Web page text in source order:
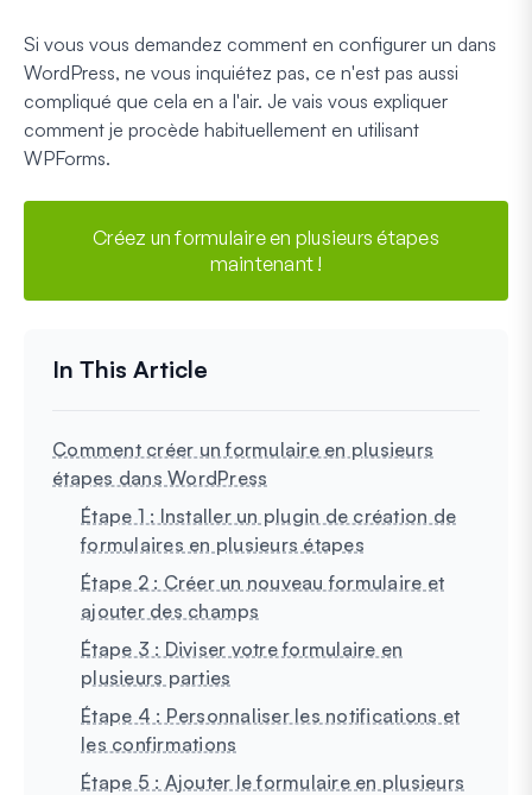
Si vous vous demandez comment en configurer un dans
WordPress, ne vous inquiétez pas, ce n'est pas aussi
compliqué que cela en a l'air. Je vais vous expliquer
comment je procède habituellement en utilisant
WPForms.
Créez un formulaire en plusieurs étapes
maintenant !
Comment créer un formulaire en plusieurs
étapes dans WordPress
Étape 1 : Installer un plugin de création de
formulaires en plusieurs étapes
Étape 2 : Créer un nouveau formulaire et
ajouter des champs
Étape 3 : Diviser votre formulaire en
plusieurs parties
Étape 4 : Personnaliser les notifications et
les confirmations
Étape 5 : Ajouter le formulaire en plusieurs